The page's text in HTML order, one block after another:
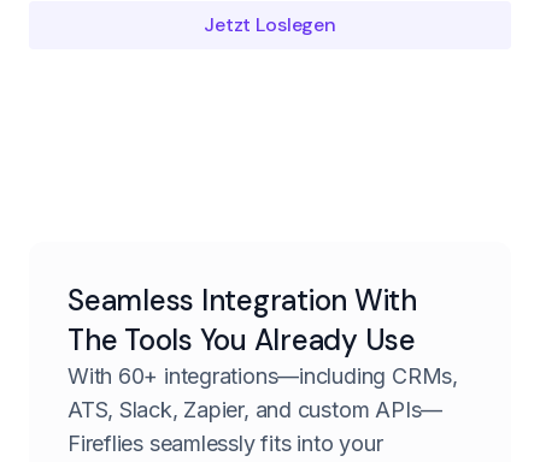
Jetzt Loslegen
Seamless Integration With
The Tools You Already Use
With 60+ integrations—including CRMs,
ATS, Slack, Zapier, and custom APIs—
Fireflies seamlessly fits into your